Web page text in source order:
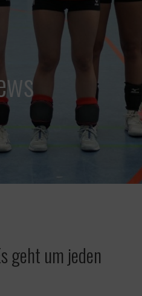
geht um jeden